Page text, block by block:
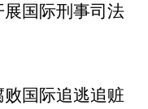
国际刑事司法
国际追逃追赃